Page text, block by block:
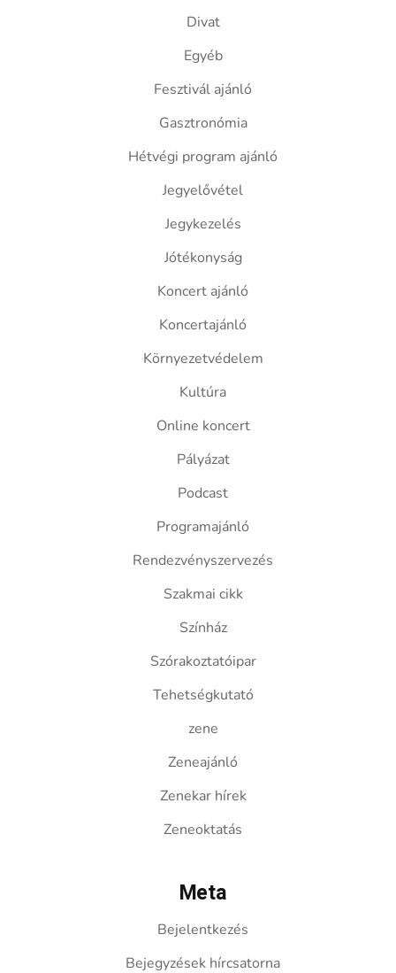
Divat
Egyéb
Fesztivál ajánló
Gasztronómia
Hétvégi program ajánló
Jegyelővétel
Jegykezelés
Jótékonyság
Koncert ajánló
Koncertajánló
Környezetvédelem
Kultúra
Online koncert
Pályázat
Podcast
Programajánló
Rendezvényszervezés
Szakmai cikk
Színház
Szórakoztatóipar
Tehetségkutató
zene
Zeneajánló
Zenekar hírek
Zeneoktatás
Meta
Bejelentkezés
Bejegyzések hírcsatorna